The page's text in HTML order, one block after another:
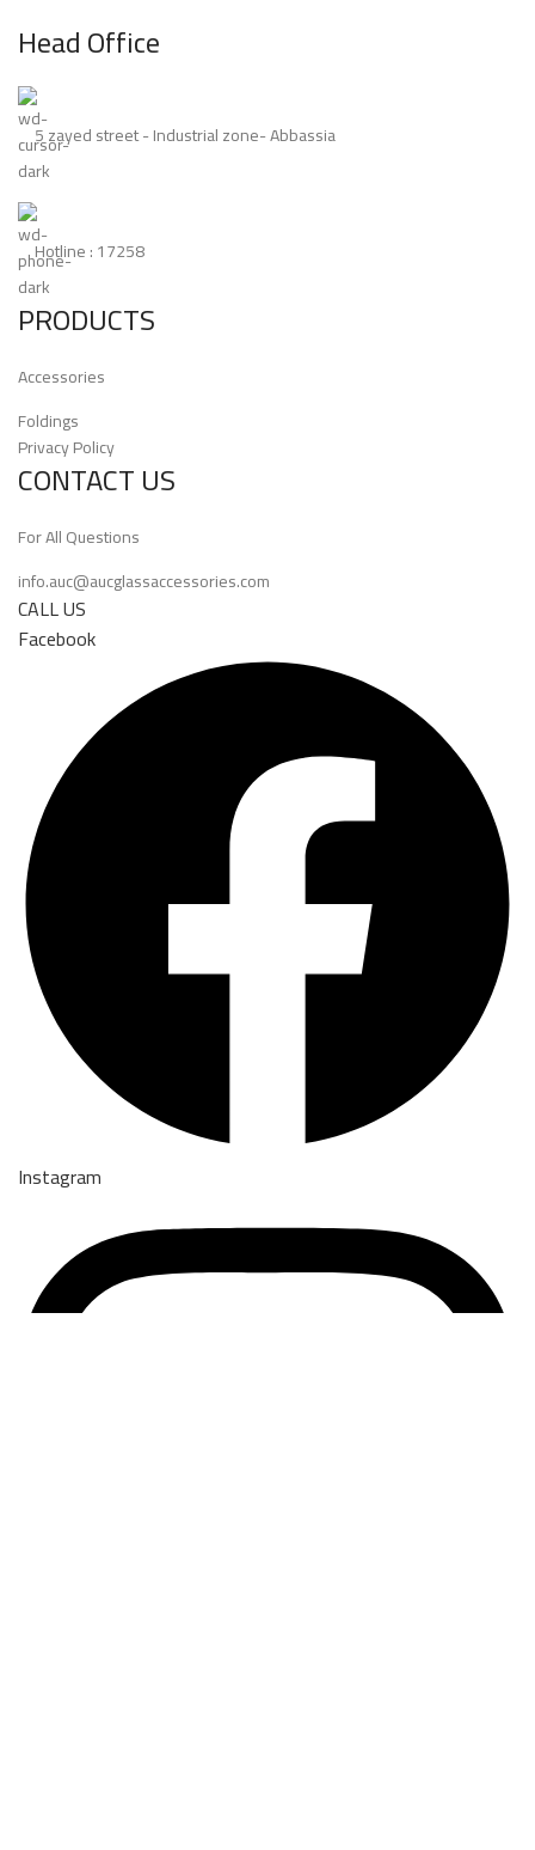
Head Office
5 zayed street - Industrial zone- Abbassia
Hotline : 17258
PRODUCTS
Accessories
Foldings
Privacy Policy
CONTACT US
For All Questions
info.auc@aucglassaccessories.com
CALL US
Facebook
Instagram